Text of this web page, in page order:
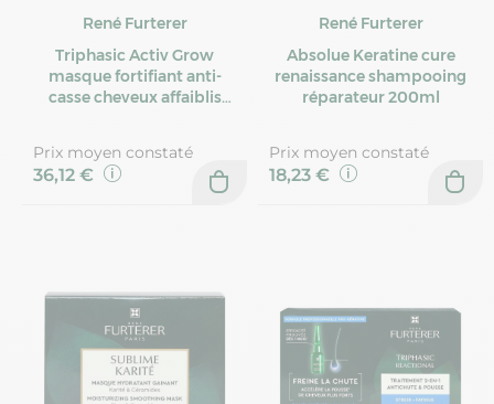
René Furterer
Triphasic Activ Grow
masque fortifiant anti-
casse cheveux affaiblis
Prix moyen constaté
36,12 €
René Furterer
Absolue Keratine cure
renaissance shampooing
réparateur 200ml
Prix moyen constaté
18,23 €